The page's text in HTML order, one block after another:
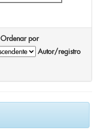
Ordenar por
Autor/registro